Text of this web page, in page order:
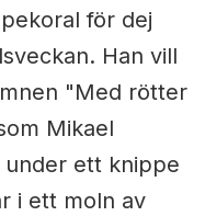
för dej
Han vill
"Med rötter
Mikael
ett knippe
i ett moln av